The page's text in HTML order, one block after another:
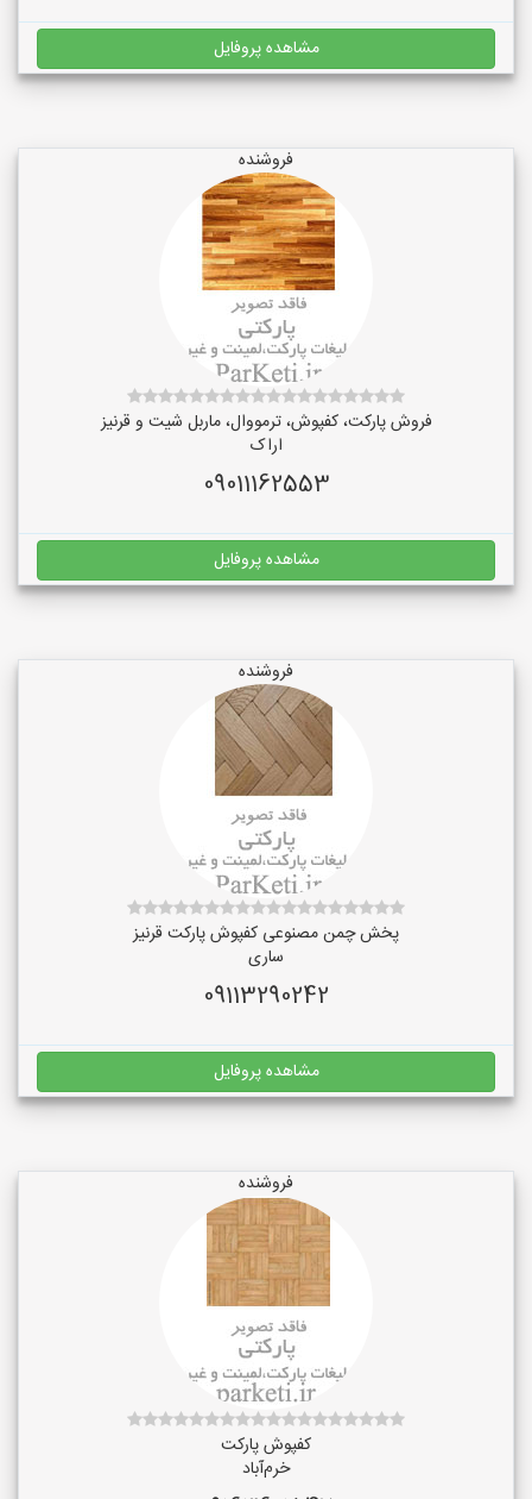
مشاهده پروفایل
فروشنده
فروش پارکت، کفپوش، ترمووال، ماربل شیت و قرنیز
اراک
09011162553
مشاهده پروفایل
فروشنده
پخش چمن مصنوعی کفپوش پارکت قرنیز
ساری
09113290242
مشاهده پروفایل
فروشنده
کفپوش پارکت
خرم‌آباد